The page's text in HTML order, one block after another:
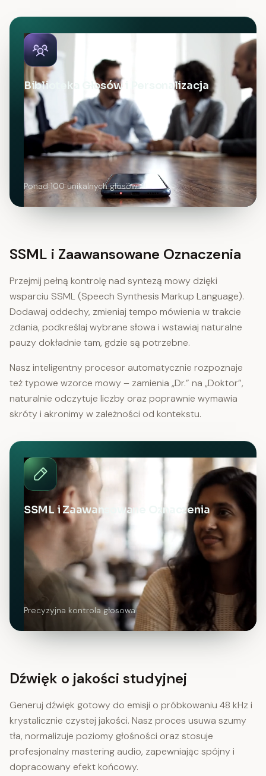
Biblioteka Głosów i Personalizacja
Ponad 100 unikalnych głosów AI
SSML i Zaawansowane Oznaczenia
Przejmij pełną kontrolę nad syntezą mowy dzięki
wsparciu SSML (Speech Synthesis Markup Language).
Dodawaj oddechy, zmieniaj tempo mówienia w trakcie
zdania, podkreślaj wybrane słowa i wstawiaj naturalne
pauzy dokładnie tam, gdzie są potrzebne.
Nasz inteligentny procesor automatycznie rozpoznaje
też typowe wzorce mowy – zamienia „Dr.” na „Doktor”,
naturalnie odczytuje liczby oraz poprawnie wymawia
skróty i akronimy w zależności od kontekstu.
SSML i Zaawansowane Oznaczenia
Precyzyjna kontrola głosowa
Dźwięk o jakości studyjnej
Generuj dźwięk gotowy do emisji o próbkowaniu 48 kHz i
krystalicznie czystej jakości. Nasz proces usuwa szumy
tła, normalizuje poziomy głośności oraz stosuje
profesjonalny mastering audio, zapewniając spójny i
dopracowany efekt końcowy.